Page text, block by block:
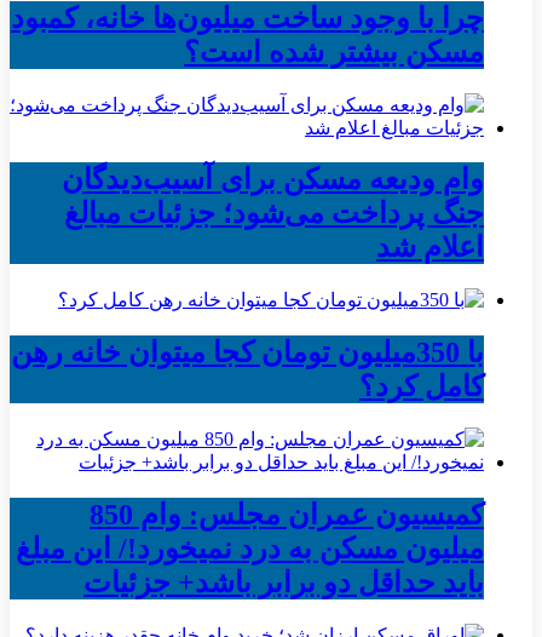
چرا با وجود ساخت میلیون‌ها خانه، کمبود
مسکن بیشتر شده است؟
وام ودیعه مسکن برای آسیب‌دیدگان
جنگ پرداخت می‌شود؛ جزئیات مبالغ
اعلام شد
با 350میلیون تومان کجا میتوان خانه رهن
کامل کرد؟
کمیسیون عمران مجلس: وام 850
میلیون مسکن به درد نمیخورد!/ این مبلغ
باید حداقل دو برابر باشد+ جزئیات